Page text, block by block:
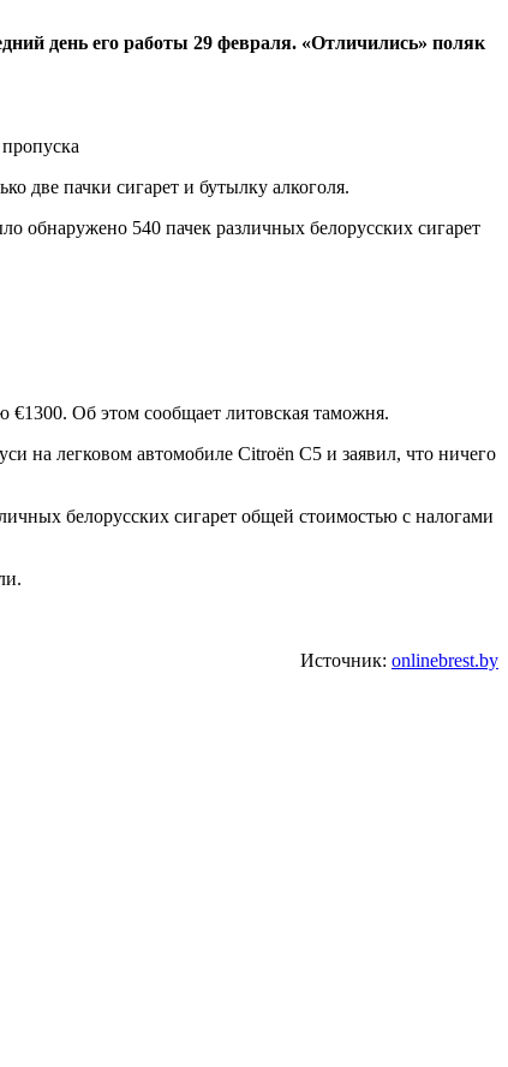
день его работы 29 февраля. «Отличились» поляк
две пачки сигарет и бутылку алкоголя.
обнаружено 540 пачек различных белорусских сигарет
€1300. Об этом сообщает литовская таможня.
на легковом автомобиле Citroёn C5 и заявил, что ничего
белорусских сигарет общей стоимостью с налогами
Источник: onlinebrest.by